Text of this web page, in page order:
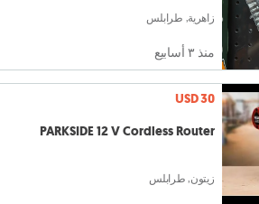
زاهرية, طرابلس
منذ ٣ أسابيع
USD 30
PARKSIDE 12 V Cordless Router
زيتون, طرابلس